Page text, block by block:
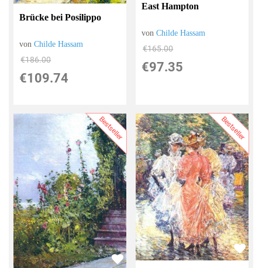
Brücke bei Posilippo
vonChilde Hassam
€186.00
€109.74
East Hampton
vonChilde Hassam
€165.00
€97.35
Bestseller Bestseller